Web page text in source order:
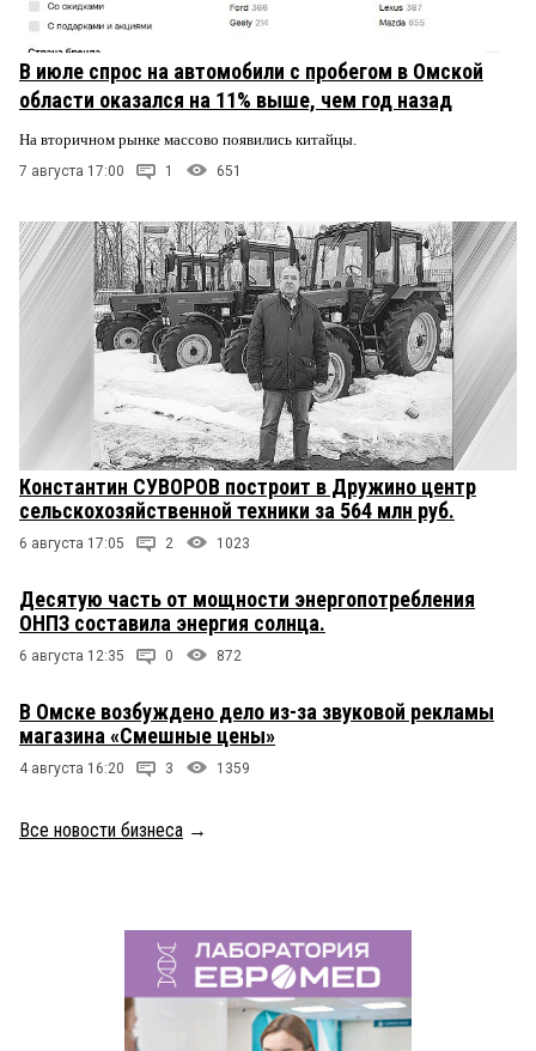
В июле спрос на автомобили с пробегом в Омской
области оказался на 11% выше, чем год назад
На вторичном рынке массово появились китайцы.
7 августа 17:00 1 651
Константин СУВОРОВ построит в Дружино центр
сельскохозяйственной техники за 564 млн руб.
6 августа 17:05 2 1023
Десятую часть от мощности энергопотребления
ОНПЗ составила энергия солнца.
6 августа 12:35 0 872
В Омске возбуждено дело из-за звуковой рекламы
магазина «Смешные цены»
4 августа 16:20 3 1359
Все новости бизнеса →